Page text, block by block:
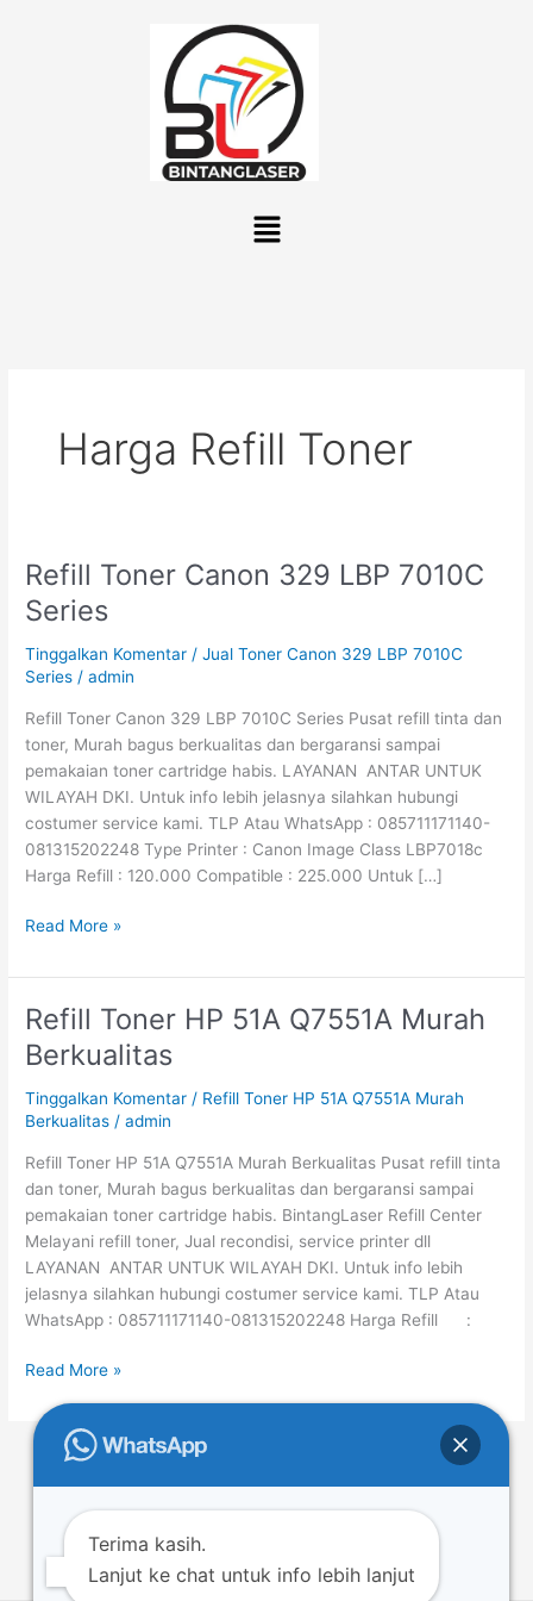
Menu
Harga Refill Toner
Refill Toner Canon 329 LBP 7010C
Series
Tinggalkan Komentar /Jual Toner Canon 329 LBP 7010C
Series /admin
Refill Toner Canon 329 LBP 7010C Series Pusat refill tinta dan
toner, Murah bagus berkualitas dan bergaransi sampai
pemakaian toner cartridge habis. LAYANAN ANTAR UNTUK
WILAYAH DKI. Untuk info lebih jelasnya silahkan hubungi
costumer service kami. TLP Atau WhatsApp : 085711171140-
081315202248 Type Printer : Canon Image Class LBP7018c
Harga Refill : 120.000 Compatible : 225.000 Untuk […]
Refill
Toner
Canon
329
LBP
Series
Read More »
Refill Toner HP 51A Q7551A Murah
Berkualitas
Tinggalkan Komentar / Refill Toner HP 51A Q7551A Murah
Berkualitas /admin
Refill Toner HP 51A Q7551A Murah Berkualitas Pusat refill tinta
dan toner, Murah bagus berkualitas dan bergaransi sampai
pemakaian toner cartridge habis. BintangLaser Refill Center
Melayani refill toner, Jual recondisi, service printer dll
LAYANAN ANTAR UNTUK WILAYAH DKI. Untuk info lebih
jelasnya silahkan hubungi costumer service kami. TLP Atau
WhatsApp : 085711171140-081315202248 Harga Refill :
Refill
Toner
HP
51A
Q7551A
Berkualitas
Read More »
50
Terima kasih.
Lanjut ke chat untuk info lebih lanjut